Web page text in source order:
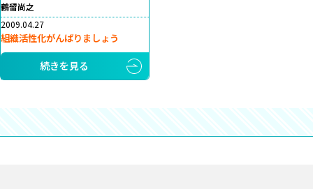
鶴留尚之
2009.04.27
組織活性化がんばりましょう
続きを見る